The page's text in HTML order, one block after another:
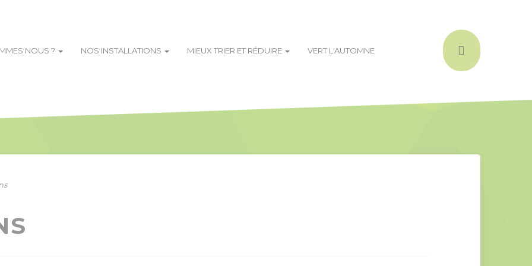
NOUS ? NOS INSTALLATIONS MIEUX TRIER ET RÉDUIRE VERT L'AUTOMNE